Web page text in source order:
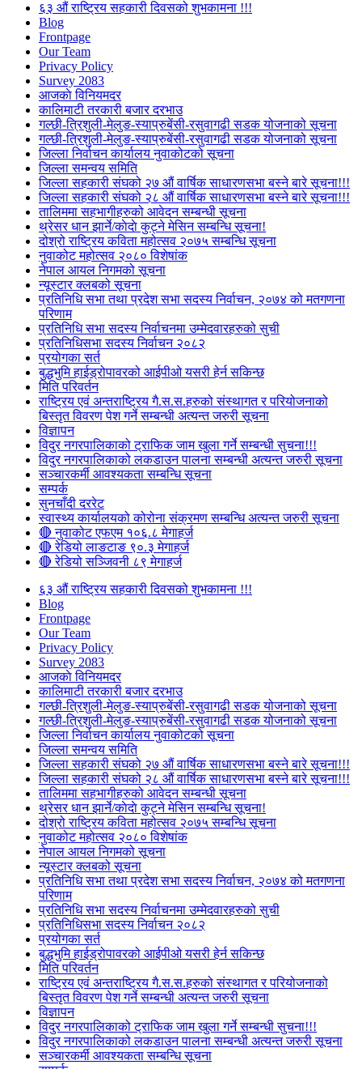
६३ औं राष्ट्रिय सहकारी दिवसको शुभकामना !!!
Blog
Frontpage
Our Team
Privacy Policy
Survey 2083
आजकाे विनियमदर
कालिमाटी तरकारी बजार दरभाउ
गल्छी-त्रिशुली-मेलुङ-स्याप्रुबेंसी-रसुवागढी सडक योजनाको सूचना
गल्छी-त्रिशुली-मेलुङ-स्याप्रुबेंसी-रसुवागढी सडक योजनाको सूचना
जिल्ला निर्वाचन कार्यालय नुवाकोटको सूचना
जिल्ला समन्वय समिति
जिल्ला सहकारी संघको २७ औं वार्षिक साधारणसभा बस्ने बारे सूचना!!!
जिल्ला सहकारी संघको २८ औं वार्षिक साधारणसभा बस्ने बारे सूचना!!!
तालिममा सहभागीहरुको आवेदन सम्बन्धी सूचना
थ्रेसर धान झार्ने/काेदाे कुट्ने मेसिन सम्बन्धि सूचना!
दोश्रो राष्ट्रिय कविता महोत्सव २०७५ सम्बन्धि सूचना
नुवाकोट महोत्सव २०८० विशेषांक
नेपाल आयल निगमको सूचना
न्यूस्टार क्लबको सूचना
प्रतिनिधि सभा तथा प्रदेश सभा सदस्य निर्वाचन, २०७४ को मतगणना
परिणाम
प्रतिनिधि सभा सदस्य निर्वाचनमा उम्मेदवारहरुको सुची
प्रतिनिधिसभा सदस्य निर्वाचन २०८२
प्रयोगका सर्त
बुद्धभुमि हाईड्रोपावरको आईपीओ यसरी हेर्न सकिन्छ
मिति परिवर्तन
राष्ट्रिय एवं अन्तराष्ट्रिय गै.स.स.हरुको संस्थागत र परियोजनाको
बिस्तृत विवरण पेश गर्ने सम्बन्धी अत्यन्त जरुरी सूचना
विज्ञापन
विदुर नगरपालिकाको ट्राफिक जाम खुला गर्ने सम्बन्धी सुचना!!!
विदुर नगरपालिकाको लकडाउन पालना सम्बन्धी अत्यन्त जरुरी सूचना
सञ्चारकर्मी आवश्यकता सम्बन्धि सूचना
सम्पर्क
सुनचाँदी दररेट
स्वास्थ्य कार्यालयको कोरोना संक्रमण सम्बन्धि अत्यन्त जरुरी सूचना
🔴 नुवाकोट एफएम १०६.८ मेगाहर्ज
🔴 रेडियो लाङटाङ ९०.३ मेगाहर्ज
🔴 रेडियो सञ्जिवनी ८९ मेगाहर्ज
६३ औं राष्ट्रिय सहकारी दिवसको शुभकामना !!!
Blog
Frontpage
Our Team
Privacy Policy
Survey 2083
आजकाे विनियमदर
कालिमाटी तरकारी बजार दरभाउ
गल्छी-त्रिशुली-मेलुङ-स्याप्रुबेंसी-रसुवागढी सडक योजनाको सूचना
गल्छी-त्रिशुली-मेलुङ-स्याप्रुबेंसी-रसुवागढी सडक योजनाको सूचना
जिल्ला निर्वाचन कार्यालय नुवाकोटको सूचना
जिल्ला समन्वय समिति
जिल्ला सहकारी संघको २७ औं वार्षिक साधारणसभा बस्ने बारे सूचना!!!
जिल्ला सहकारी संघको २८ औं वार्षिक साधारणसभा बस्ने बारे सूचना!!!
तालिममा सहभागीहरुको आवेदन सम्बन्धी सूचना
थ्रेसर धान झार्ने/काेदाे कुट्ने मेसिन सम्बन्धि सूचना!
दोश्रो राष्ट्रिय कविता महोत्सव २०७५ सम्बन्धि सूचना
नुवाकोट महोत्सव २०८० विशेषांक
नेपाल आयल निगमको सूचना
न्यूस्टार क्लबको सूचना
प्रतिनिधि सभा तथा प्रदेश सभा सदस्य निर्वाचन, २०७४ को मतगणना
परिणाम
प्रतिनिधि सभा सदस्य निर्वाचनमा उम्मेदवारहरुको सुची
प्रतिनिधिसभा सदस्य निर्वाचन २०८२
प्रयोगका सर्त
बुद्धभुमि हाईड्रोपावरको आईपीओ यसरी हेर्न सकिन्छ
मिति परिवर्तन
राष्ट्रिय एवं अन्तराष्ट्रिय गै.स.स.हरुको संस्थागत र परियोजनाको
बिस्तृत विवरण पेश गर्ने सम्बन्धी अत्यन्त जरुरी सूचना
विज्ञापन
विदुर नगरपालिकाको ट्राफिक जाम खुला गर्ने सम्बन्धी सुचना!!!
विदुर नगरपालिकाको लकडाउन पालना सम्बन्धी अत्यन्त जरुरी सूचना
सञ्चारकर्मी आवश्यकता सम्बन्धि सूचना